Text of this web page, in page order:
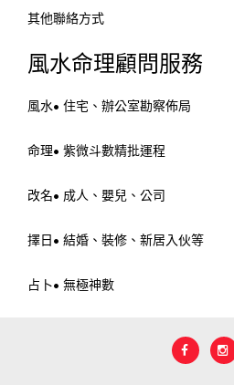
其他聯絡方式
風水命理顧問服務
風水• 住宅、辦公室勘察佈局
命理• 紫微斗數精批運程
改名• 成人、嬰兒、公司
擇日• 結婚、裝修、新居入伙等
占卜• 無極神數